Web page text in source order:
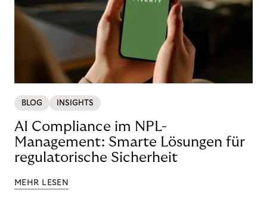
BLOG INSIGHTS
AI Compliance im NPL-
Management: Smarte Lösungen für
regulatorische Sicherheit
MEHR LESEN